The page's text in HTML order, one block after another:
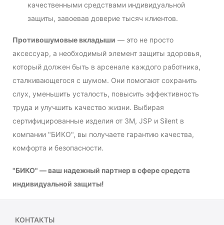
качественными средствами индивидуальной
защиты, завоевав доверие тысяч клиентов.
Противошумовые вкладыши — это не просто
аксессуар, а необходимый элемент защиты здоровья,
который должен быть в арсенале каждого работника,
сталкивающегося с шумом. Они помогают сохранить
слух, уменьшить усталость, повысить эффективность
труда и улучшить качество жизни. Выбирая
сертифицированные изделия от 3M, JSP и Silent в
компании "БИКО", вы получаете гарантию качества,
комфорта и безопасности.
"БИКО" — ваш надежный партнер в сфере средств
индивидуальной защиты!
КОНТАКТЫ